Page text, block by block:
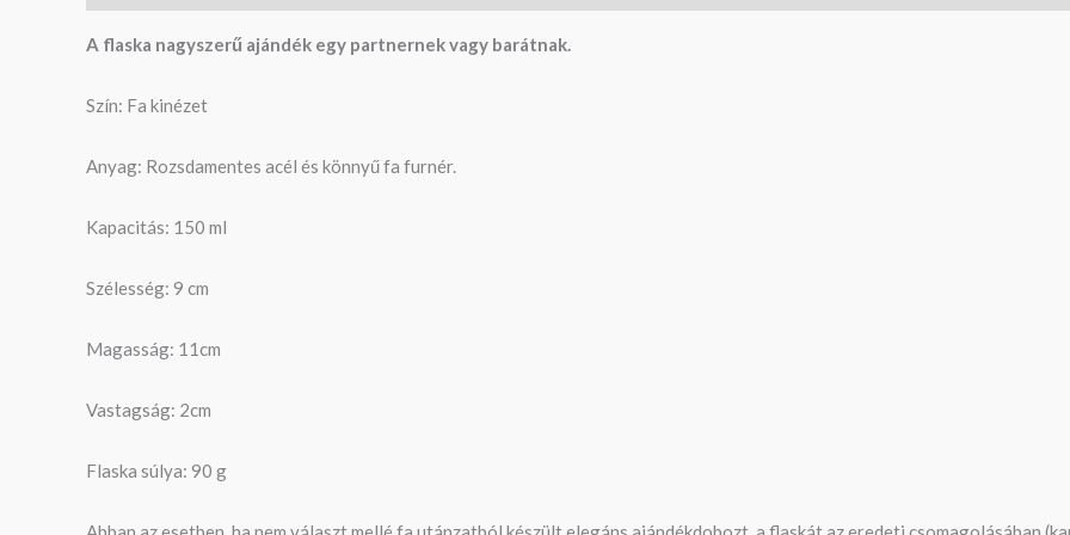
A flaska nagyszerű ajándék egy partnernek vagy barátnak.
Szín: Fa kinézet
Anyag: Rozsdamentes acél és könnyű fa furnér.
Kapacitás: 150 ml
Szélesség: 9 cm
Magasság: 11cm
Vastagság: 2cm
Flaska súlya: 90 g